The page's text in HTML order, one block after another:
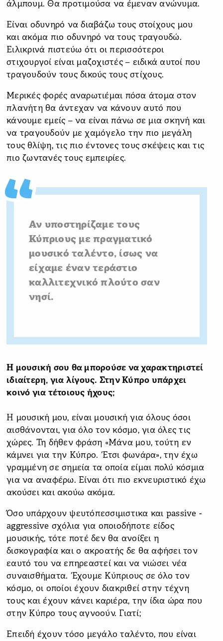
άλμπουμ. Θα προτιμούσα να έμεναν ανώνυμα.
Είναι οδυνηρό να διαβάζω τους στοίχους μου
και ακόμα πιο οδυνηρό να τους τραγουδώ.
Ειλικρινά πιστεύω ότι οι περισσότεροι
στιχουργοί είναι μαζοχιστές – ειδικά αυτοί που
τραγουδούν τους δικούς τους στίχους.
Μερικές φορές αναρωτιέμαι πόσα άτομα στον
πλανήτη θα άντεχαν να κάνουν αυτό που
κάνουμε εμείς – να είναι πάνω σε μια σκηνή και
να τραγουδούν με χαμόγελο την πιο μεγάλη
τους θλίψη, τις πιο έντονες τους σκέψεις και τις
πιο ζωντανές τους εμπειρίες.
Αν υποστηρίζαμε τους
Κύπριους με πραγματικό
μουσικό ταλέντο, ίσως να
είχαμε έναν τεράστιο
καλλιτεχνικό πλούτο σαν
νησί.
Η μουσική σου θα μπορούσε να χαρακτηριστεί
ιδιαίτερη, για λίγους. Στην Κύπρο υπάρχει
κοινό για τέτοιους ήχους;
Η μουσική μου, είναι μουσική για όλους όσοι
αισθάνονται, για όλο τον κόσμο, για όλες τις
χώρες. Τη δήθεν φράση «Μάνα μου, τούτη εν
κάμνει για την Κύπρο. Έτσι φωνάρα», την έχω
γραμμένη σε σημεία τα οποία είμαι πολύ κόσμια
για να αναφέρω. Είναι ότι πιο εκνευριστικό έχω
ακούσει και ακούω ακόμα.
Όσο υπάρχουν ψευτόπεσσιμιστικα και passive -
aggressive σχόλια για οποιοδήποτε είδος
μουσικής, τότε ποτέ δεν θα ανοίξει η
δισκογραφία και ο ακροατής δε θα αφήσει τον
εαυτό του να επηρεαστεί και να νιώσει νέα
συναισθήματα. Έχουμε Κύπριους σε όλο τον
κόσμο, οι οποίοι έχουν διακριθεί στην τέχνη
τους και έχουν κάνει καριέρα, την ίδια ώρα που
στην Κύπρο τους αγνοούν. Γιατί;
Επειδή έχουν τόσο μεγάλο ταλέντο, που είναι